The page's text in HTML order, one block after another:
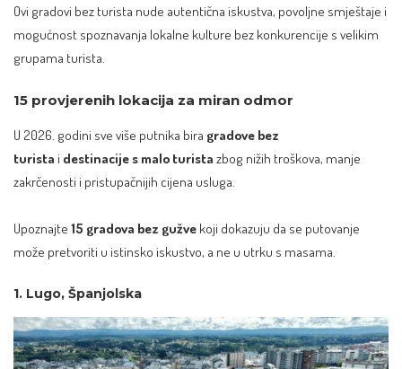
Ovi gradovi bez turista nude autentična iskustva, povoljne smještaje i
mogućnost spoznavanja lokalne kulture bez konkurencije s velikim
grupama turista.
15 provjerenih lokacija za miran odmor
U 2026. godini sve više putnika bira gradove bez
turista i destinacije s malo turista zbog nižih troškova, manje
zakrčenosti i pristupačnijih cijena usluga.
Upoznajte 15 gradova bez gužve koji dokazuju da se putovanje
može pretvoriti u istinsko iskustvo, a ne u utrku s masama.
1. Lugo, Španjolska